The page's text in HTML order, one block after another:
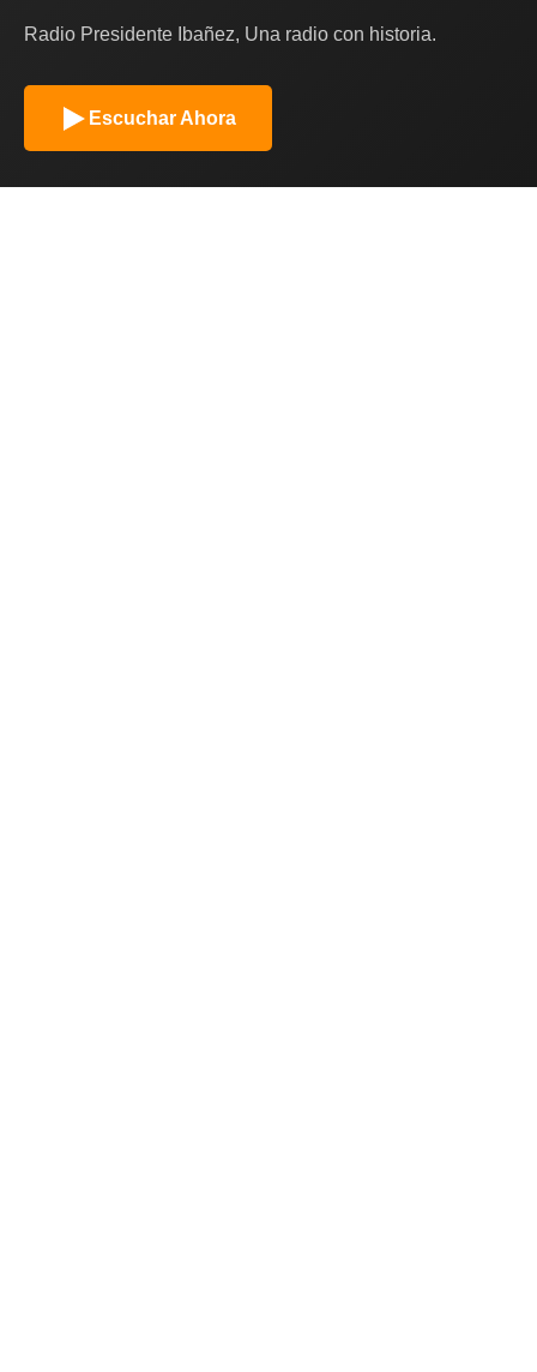
Radio Presidente Ibañez, Una radio con historia.
Escuchar Ahora